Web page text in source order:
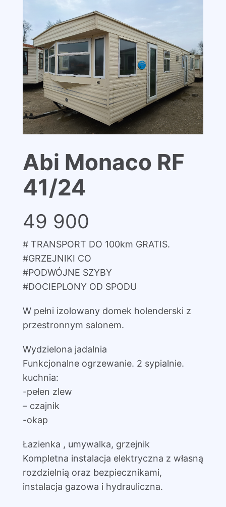
Abi Monaco RF
41/24
49 900
# TRANSPORT DO 100km GRATIS.
#GRZEJNIKI CO
#PODWÓJNE SZYBY
#DOCIEPLONY OD SPODU
W pełni izolowany domek holenderski z
przestronnym salonem.
Wydzielona jadalnia
Funkcjonalne ogrzewanie. 2 sypialnie.
kuchnia:
-pełen zlew
– czajnik
-okap
Łazienka , umywalka, grzejnik
Kompletna instalacja elektryczna z własną
rozdzielnią oraz bezpiecznikami,
instalacja gazowa i hydrauliczna.